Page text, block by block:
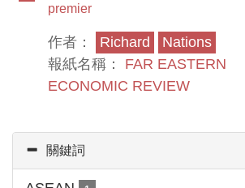
premier
作者： Richard
Nations
報紙名稱： FAR EASTERN
ECONOMIC REVIEW
關鍵詞